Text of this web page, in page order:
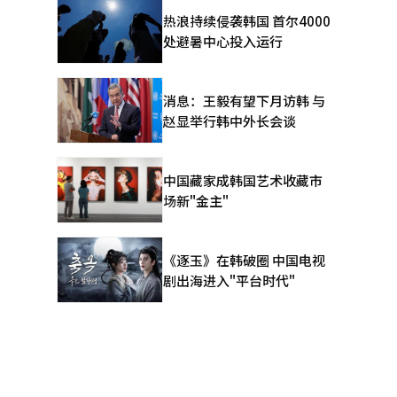
，改
热浪持续侵袭韩国 首尔4000
处避暑中心投入运行
消息：王毅有望下月访韩 与
赵显举行韩中外长会谈
中国藏家成韩国艺术收藏市
场新"金主"
《逐玉》在韩破圈 中国电视
剧出海进入"平台时代"